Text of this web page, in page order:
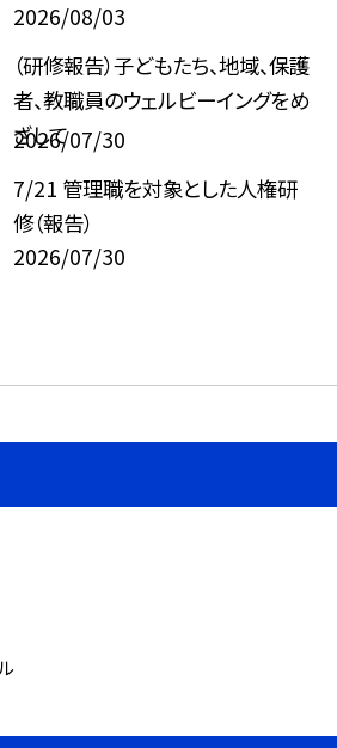
2026/08/03
（研修報告）子どもたち、地域、保護
者、教職員のウェルビーイングをめ
ざして
2026/07/30
7/21 管理職を対象とした人権研
修（報告）
2026/07/30